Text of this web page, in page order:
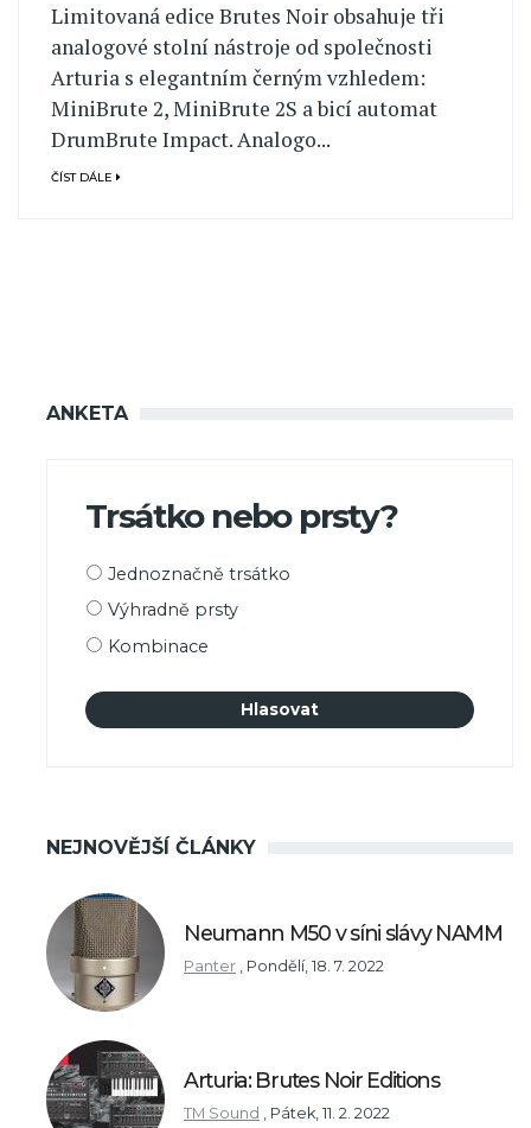
Limitovaná edice Brutes Noir obsahuje tři
analogové stolní nástroje od společnosti
Arturia s elegantním černým vzhledem:
MiniBrute 2, MiniBrute 2S a bicí automat
DrumBrute Impact. Analogo...
ČÍST DÁLE
ANKETA
Trsátko nebo prsty?
Možnosti
Jednoznačně trsátko
Výhradně prsty
Kombinace
NEJNOVĚJŠÍ ČLÁNKY
Neumann M50 v síni slávy NAMM
Panter Pondělí, 18. 7. 2022
Arturia: Brutes Noir Editions
TM Sound Pátek, 11. 2. 2022